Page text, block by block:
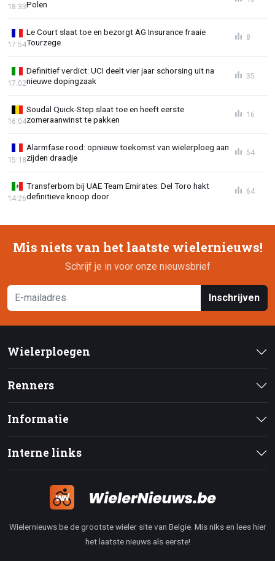
Polen
18:33
Le Court slaat toe en bezorgt AG Insurance fraaie
Tourzege
17:54
8
Definitief verdict: UCI deelt vier jaar schorsing uit na
nieuwe dopingzaak
17:02
35
Soudal Quick-Step slaat toe en heeft eerste
zomeraanwinst te pakken
16:04
16
Alarmfase rood: opnieuw toekomst van wielerploeg aan
zijden draadje
15:18
54
Transferbom bij UAE Team Emirates: Del Toro hakt
definitieve knoop door
14:26
64
Mis niets van het laatste wielernieuws!
Schrijf je in voor onze nieuwsbrief
Inschrijven
Wielerploegen
Renners
Informatie
Interne links
Wielernieuws.be de grootste wieler site van Belgie. Mis niks en lees hier
het laatste nieuws als eerste!